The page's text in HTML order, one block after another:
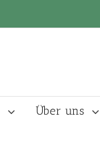
Über uns